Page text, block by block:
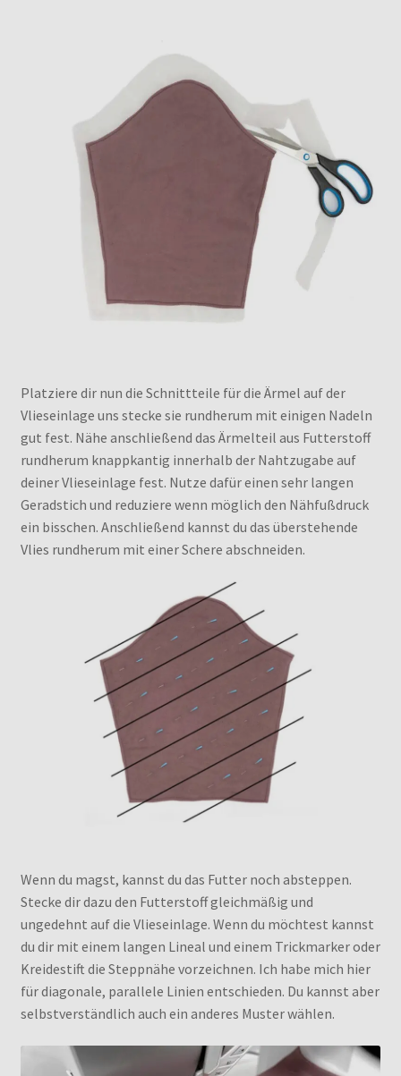
Platziere dir nun die Schnittteile für die Ärmel auf der
Vlieseinlage uns stecke sie rundherum mit einigen Nadeln
gut fest. Nähe anschließend das Ärmelteil aus Futterstoff
rundherum knappkantig innerhalb der Nahtzugabe auf
deiner Vlieseinlage fest. Nutze dafür einen sehr langen
Geradstich und reduziere wenn möglich den Nähfußdruck
ein bisschen. Anschließend kannst du das überstehende
Vlies rundherum mit einer Schere abschneiden.
Wenn du magst, kannst du das Futter noch absteppen.
Stecke dir dazu den Futterstoff gleichmäßig und
ungedehnt auf die Vlieseinlage. Wenn du möchtest kannst
du dir mit einem langen Lineal und einem Trickmarker oder
Kreidestift die Steppnähe vorzeichnen. Ich habe mich hier
für diagonale, parallele Linien entschieden. Du kannst aber
selbstverständlich auch ein anderes Muster wählen.